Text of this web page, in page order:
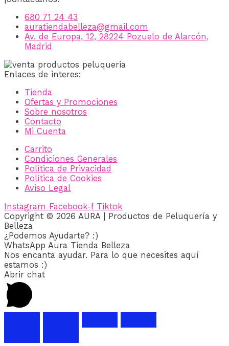
680 71 24 43
auratiendabelleza@gmail.com
Av. de Europa, 12, 28224 Pozuelo de Alarcón,
Madrid
Enlaces de interes:
Tienda
Ofertas y Promociones
Sobre nosotros
Contacto
Mi Cuenta
Carrito
Condiciones Generales
Política de Privacidad
Política de Cookies
Aviso Legal
Instagram Facebook-f Tiktok
Copyright © 2026 AURA | Productos de Peluquería y
Belleza
¿Podemos Ayudarte? :)
WhatsApp Aura Tienda Belleza
Nos encanta ayudar. Para lo que necesites aquí
estamos :)
Abrir chat